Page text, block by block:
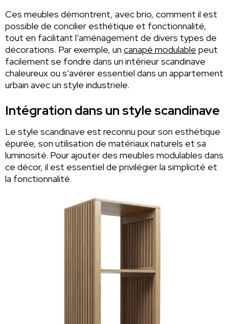
Ces meubles démontrent, avec brio, comment il est
possible de concilier esthétique et fonctionnalité,
tout en facilitant l’aménagement de divers types de
décorations. Par exemple, un canapé modulable peut
facilement se fondre dans un intérieur scandinave
chaleureux ou s’avérer essentiel dans un appartement
urbain avec un style industriele.
Intégration dans un style scandinave
Le style scandinave est reconnu pour son esthétique
épurée, son utilisation de matériaux naturels et sa
luminosité. Pour ajouter des meubles modulables dans
ce décor, il est essentiel de privilégier la simplicité et
la fonctionnalité.